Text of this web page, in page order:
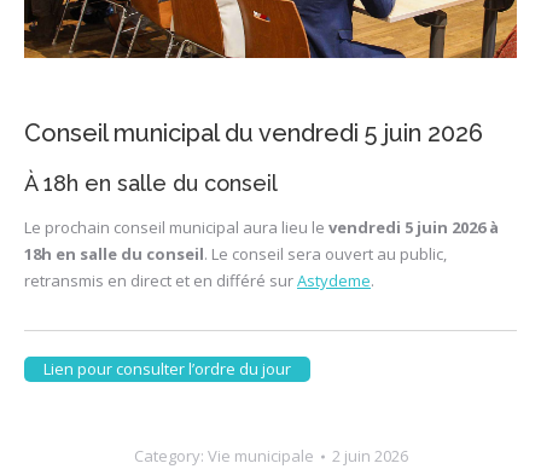
Conseil municipal du vendredi 5 juin 2026
À 18h en salle du conseil
Le prochain conseil municipal aura lieu le vendredi 5 juin 2026 à
18h en salle du conseil. Le conseil sera ouvert au public,
retransmis en direct et en différé surAstydeme.
Lien pour consulter l’ordre du jour
Category: Vie municipale
2 juin 2026